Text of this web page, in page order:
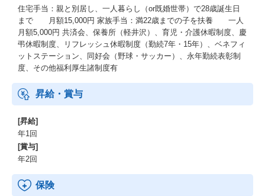
住宅手当：親と別居し、一人暮らし（or既婚世帯）で28歳誕生日
まで 月額15,000円 家族手当：満22歳までの子を扶養 一人
月額5,000円 共済会、保養所（軽井沢）、育児・介護休暇制度、慶
弔休暇制度、リフレッシュ休暇制度（勤続7年・15年）、ベネフィ
ットステーション、同好会（野球・サッカー）、永年勤続表彰制
度、その他福利厚生諸制度有
昇給・賞与
[昇給]
年1回
[賞与]
年2回
保険